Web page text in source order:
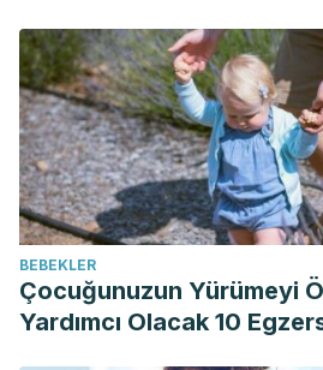
BEBEKLER
Çocuğunuzun Yürümeyi
Yardımcı Olacak 10